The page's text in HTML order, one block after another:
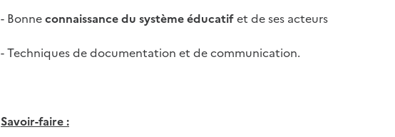
- Bonneconnaissance du système éducatifet de ses acteurs
- Techniques de documentation et de communication.
Savoir-faire :